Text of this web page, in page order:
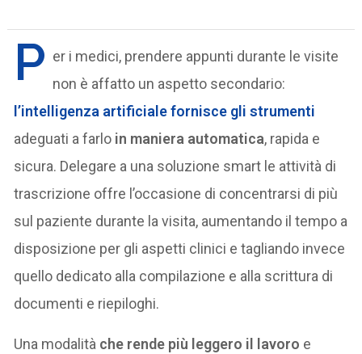
P er i medici, prendere appunti durante le visite
non è affatto un aspetto secondario:
l’intelligenza artificiale fornisce gli strumenti
adeguati a farlo in maniera automatica, rapida e
sicura. Delegare a una soluzione smart le attività di
trascrizione offre l’occasione di concentrarsi di più
sul paziente durante la visita, aumentando il tempo a
disposizione per gli aspetti clinici e tagliando invece
quello dedicato alla compilazione e alla scrittura di
documenti e riepiloghi.
Una modalità che rende più leggero il lavoro e